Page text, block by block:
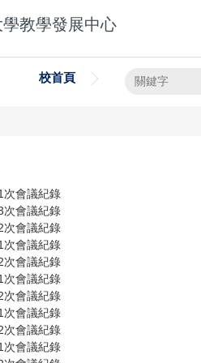
教學發展中心
校首頁
次會議紀錄
次會議紀錄
次會議紀錄
次會議紀錄
次會議紀錄
次會議紀錄
次會議紀錄
次會議紀錄
次會議紀錄
次會議紀錄